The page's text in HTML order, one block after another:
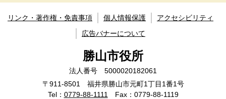
リンク・著作権・免責事項 個人情報保護
アクセシビリティ
広告バナーについて
勝山市役所
法人番号 5000020182061
〒911-8501 福井県勝山市元町1丁目1番1号
Tel： 0779-88-1111 Fax：0779-88-1119